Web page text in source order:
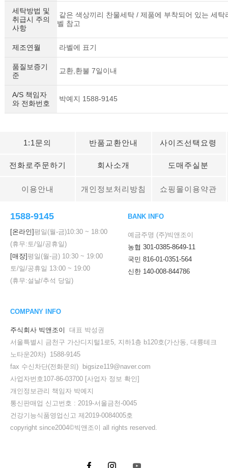
세탁방법 및
취급시 주의
사항
같은 색상끼리 찬물세탁 / 제품에 부착되어 있는 세탁
벨 참고
제조연월 라벨에 표기
품질보증기
준
교환,환불 7일이내
A/S 책임자
와 전화번호
박예지 1588-9145
1:1문의 반품교환안내 사이즈선택요령
전화로주문하기 회사소개 도매주실분
이용안내 개인정보처리방침 쇼핑몰이용약관
1588-9145
[온라인]평일(월-금)10:30 ~ 18:00
(휴무:토/일/공휴일)
[매장]평일(월-금) 10:30 ~ 19:00
토/일/공휴일 13:00 ~ 19:00
(휴무:설날/추석 당일)
BANK INFO
예금주명 (주)빅앤조이
농협 301-0385-8649-11
국민 816-01-0351-564
신한 140-008-844786
COMPANY INFO
주식회사 빅앤조이
대표 박성권
서울특별시 금천구 가산디지털1로5, 지하1층 b120호(가산동, 대륭테크
노타운20차) 1588-9145
fax 수신차단(전화문의) bigsize119@naver.com
사업자번호107-86-03700 [사업자 정보 확인]
개인정보관리 책임자 박예지
통신판매업 신고번호 : 2019-서울금천-0045
건강기능식품영업신고 제2019-0084005호
copyright since2004©빅앤조이 all rights reserved.